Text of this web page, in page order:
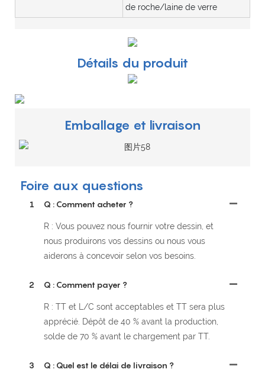
de roche/laine de verre
Détails du produit
Emballage et livraison
Foire aux questions
1 Q : Comment acheter ?
R : Vous pouvez nous fournir votre dessin, et
nous produirons vos dessins ou nous vous
aiderons à concevoir selon vos besoins.
2 Q : Comment payer ?
R : TT et L/C sont acceptables et TT sera plus
apprécié. Dépôt de 40 % avant la production,
solde de 70 % avant le chargement par TT.
3 Q : Quel est le délai de livraison ?